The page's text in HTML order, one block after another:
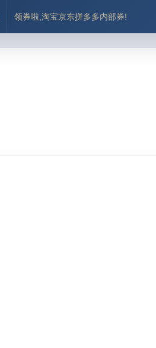
领券啦,淘宝京东拼多多内部券!